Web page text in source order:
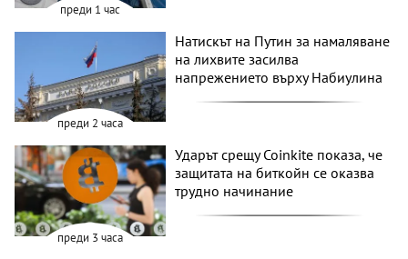
преди 1 час
преди 2 часа
Натискът на Путин за намаляване
на лихвите засилва
напрежението върху Набиулина
преди 3 часа
Ударът срещу Coinkite показа, че
защитата на биткойн се оказва
трудно начинание